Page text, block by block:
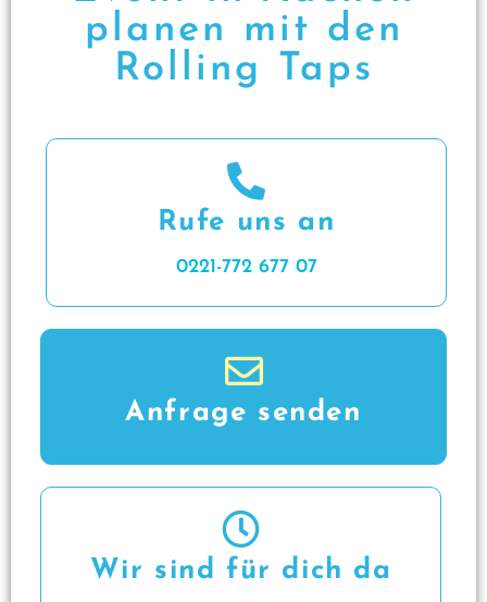
planen mit den
Rolling Taps
Rufe uns an
0221-772 677 07
Anfrage senden
Wir sind für dich da